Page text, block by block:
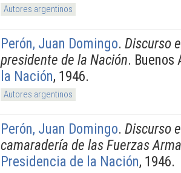
Autores argentinos
Perón, Juan Domingo. Discurso
presidente de la Nación. Buenos
la Nación, 1946.
Autores argentinos
Perón, Juan Domingo. Discurso
camaradería de las Fuerzas
Presidencia de la Nación, 1946.